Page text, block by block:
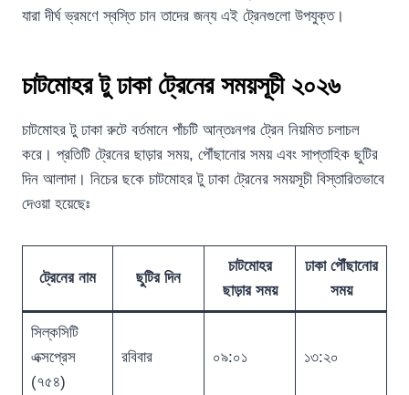
যারা দীর্ঘ ভ্রমণে স্বস্তি চান তাদের জন্য এই ট্রেনগুলো উপযুক্ত।
চাটমোহর টু ঢাকা ট্রেনের সময়সূচী ২০২৬
চাটমোহর টু ঢাকা রুটে বর্তমানে পাঁচটি আন্তঃনগর ট্রেন নিয়মিত চলাচল
করে। প্রতিটি ট্রেনের ছাড়ার সময়, পৌঁছানোর সময় এবং সাপ্তাহিক ছুটির
দিন আলাদা। নিচের ছকে চাটমোহর টু ঢাকা ট্রেনের সময়সূচী বিস্তারিতভাবে
দেওয়া হয়েছেঃ
ট্রেনের নাম ছুটির দিন
চাটমোহর
ছাড়ার সময়
ঢাকা পৌঁছানোর
সময়
সিল্কসিটি
এক্সপ্রেস
(৭৫৪)
রবিবার ০৯:০১ ১৩:২০